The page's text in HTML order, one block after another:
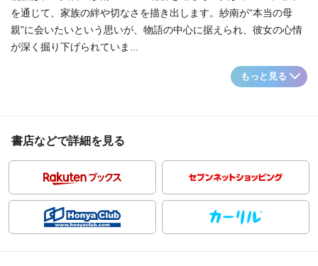
を通じて、家族の絆や切なさを描き出します。紗南が“本当の母
親”に会いたいという思いが、物語の中心に据えられ、彼女の心情
が深く掘り下げられていま...
もっと見る
書店などで詳細を見る